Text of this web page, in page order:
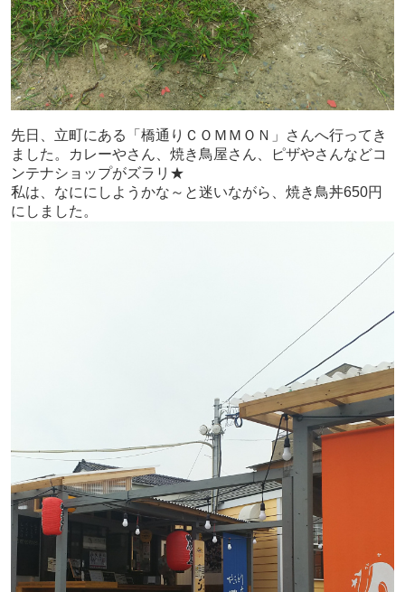
先日、立町にある「橋通りＣＯＭＭＯＮ」さんへ行ってき
ました。カレーやさん、焼き鳥屋さん、ピザやさんなどコ
ンテナショップがズラリ★
私は、なににしようかな～と迷いながら、焼き鳥丼650円
にしました。